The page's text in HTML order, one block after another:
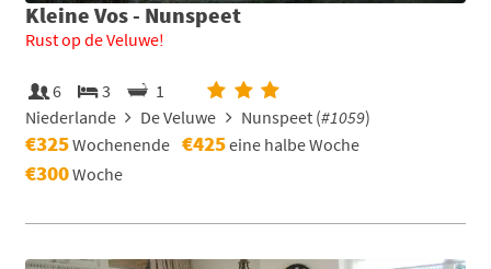
Kleine Vos - Nunspeet
Rust op de Veluwe!
6 3
1
Niederlande
De Veluwe Nunspeet (#1059)
€325Wochenende €425eine halbe Woche
€300Woche